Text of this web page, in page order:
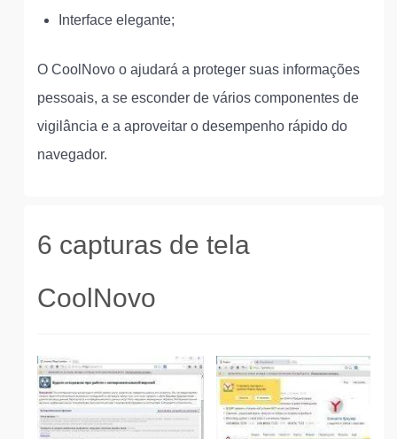
Interface elegante;
O CoolNovo o ajudará a proteger suas informações
pessoais, a se esconder de vários componentes de
vigilância e a aproveitar o desempenho rápido do
navegador.
6 capturas de tela
CoolNovo